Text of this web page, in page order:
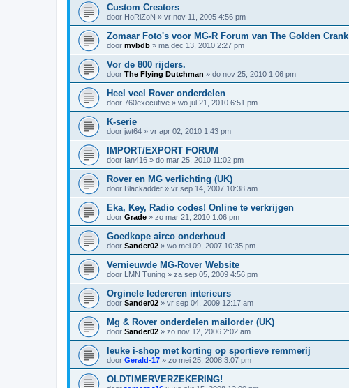
Custom Creators
door HoRiZoN » vr nov 11, 2005 4:56 pm
Zomaar Foto's voor MG-R Forum van The Golden Crank
door mvbdb » ma dec 13, 2010 2:27 pm
Vor de 800 rijders.
door The Flying Dutchman » do nov 25, 2010 1:06 pm
Heel veel Rover onderdelen
door 760executive » wo jul 21, 2010 6:51 pm
K-serie
door jwt64 » vr apr 02, 2010 1:43 pm
IMPORT/EXPORT FORUM
door Ian416 » do mar 25, 2010 11:02 pm
Rover en MG verlichting (UK)
door Blackadder » vr sep 14, 2007 10:38 am
Eka, Key, Radio codes! Online te verkrijgen
door Grade » zo mar 21, 2010 1:06 pm
Goedkope airco onderhoud
door Sander02 » wo mei 09, 2007 10:35 pm
Vernieuwde MG-Rover Website
door LMN Tuning » za sep 05, 2009 4:56 pm
Orginele ledereren interieurs
door Sander02 » vr sep 04, 2009 12:17 am
Mg & Rover onderdelen mailorder (UK)
door Sander02 » zo nov 12, 2006 2:02 am
leuke i-shop met korting op sportieve remmerij
door Gerald-17 » zo mei 25, 2008 3:07 pm
OLDTIMERVERZEKERING!